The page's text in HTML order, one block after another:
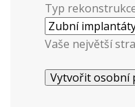
Typ
Vaše největší
Vytvořit osobní